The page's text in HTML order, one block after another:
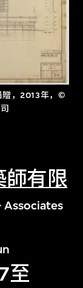
贈，2013年，©
師有限
Associates
至
纪视觉